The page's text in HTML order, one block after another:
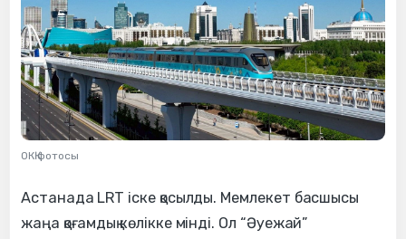
ОКҚ фотосы
Астанада LRT іске қосылды. Мемлекет басшысы
жаңа қоғамдық көлікке мінді. Ол “Әуежай”